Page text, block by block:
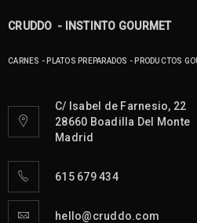
CRUDDO - INSTINTO GOURMET
CARNES - PLATOS PREPARADOS - PRODUCTOS
C/ Isabel de Farnesio, 22
28660 Boadilla Del Monte
Madrid
615 679 434
hello@cruddo.com